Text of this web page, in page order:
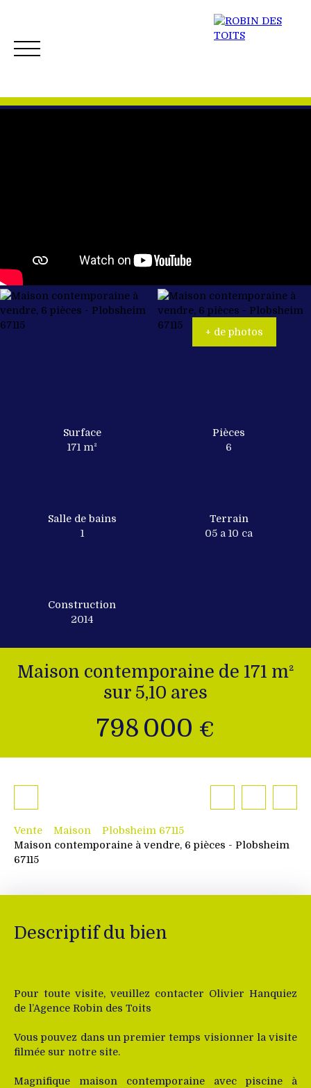
Créer mon Alerte
+ de photos
Surface
171 m²
Pièces
6
Salle de bains
1
Terrain
05 a 10 ca
Construction
2014
Maison contemporaine de 171 m²
sur 5,10 ares
798 000 €
Vente Maison
Plobsheim 67115
Maison contemporaine à vendre, 6 pièces - Plobsheim
67115
Descriptif du bien
Pour toute visite, veuillez contacter Olivier Hanquiez
de l’Agence Robin des Toits
Vous pouvez dans un premier temps visionner la visite
filmée sur notre site.
Magnifique maison contemporaine avec piscine à